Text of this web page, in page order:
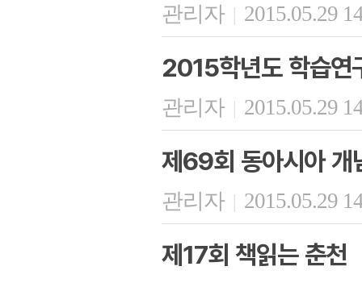
관리자 | 2015.05.29
2015학년도 학습연
관리자 | 2015.05.29
제69회 동아시아 개
관리자 | 2015.05.29
제17회 책읽는 춘천